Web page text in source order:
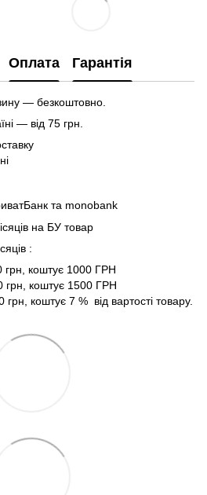
Оплата Гарантія
— безкоштовно.
— від 75 грн.
та monobank
на БУ товар
:
грн, коштує 1000 ГРН
грн, коштує 1500 ГРН
грн, коштує 7 % від вартості товару.